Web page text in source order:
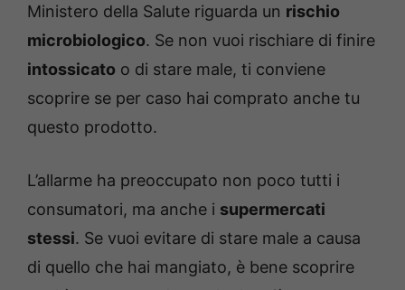
Ministero della Salute riguarda un rischio
microbiologico. Se non vuoi rischiare di finire
intossicato o di stare male, ti conviene
scoprire se per caso hai comprato anche tu
questo prodotto.
L’allarme ha preoccupato non poco tutti i
consumatori, ma anche i supermercati
stessi. Se vuoi evitare di stare male a causa
di quello che hai mangiato, è bene scoprire